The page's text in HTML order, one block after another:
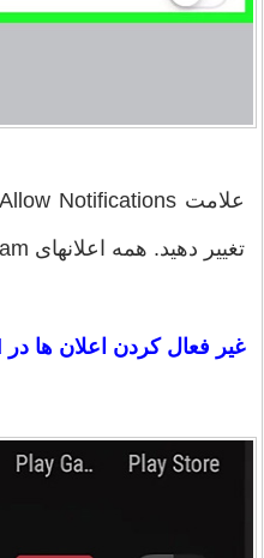
تغییر دهید. همه اعلانهای Instagram اکنون خاموش است.
غیر فعال کردن اعلان ها در Android